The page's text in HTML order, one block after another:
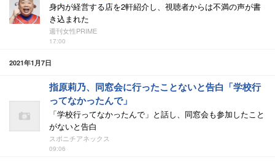
身内が経営する店を2軒紹介し、視聴者からは不満の声が書
き込まれた
週刊女性PRIME
17:00
2021年1月7日
指原莉乃、同窓会に行ったことないと告白「学校行
ってなかったんで」
「学校行ってなかったんで」と話し、同窓会も参加したこと
がないと告白
スポニチアネックス
09:06